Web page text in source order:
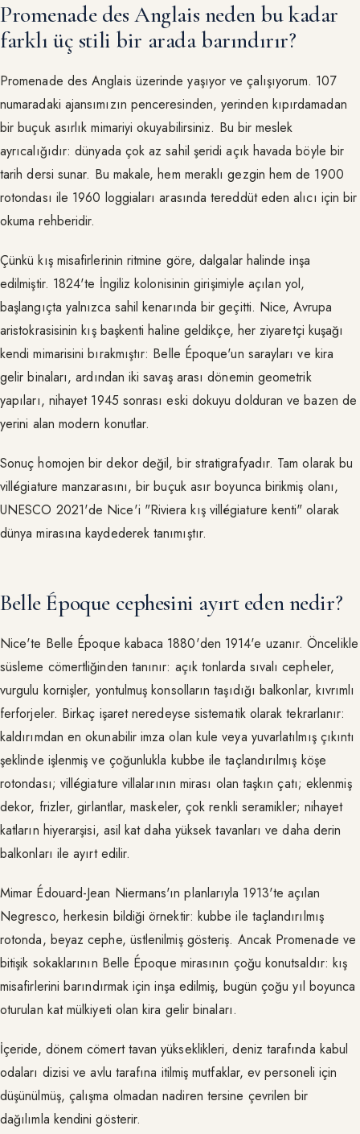
Promenade des Anglais neden bu kadar
farklı üç stili bir arada barındırır?
Promenade des Anglais üzerinde yaşıyor ve çalışıyorum. 107
numaradaki ajansımızın penceresinden, yerinden kıpırdamadan
bir buçuk asırlık mimariyi okuyabilirsiniz. Bu bir meslek
ayrıcalığıdır: dünyada çok az sahil şeridi açık havada böyle bir
tarih dersi sunar. Bu makale, hem meraklı gezgin hem de 1900
rotondası ile 1960 loggiaları arasında tereddüt eden alıcı için bir
okuma rehberidir.
Çünkü kış misafirlerinin ritmine göre, dalgalar halinde inşa
edilmiştir. 1824'te İngiliz kolonisinin girişimiyle açılan yol,
başlangıçta yalnızca sahil kenarında bir geçitti. Nice, Avrupa
aristokrasisinin kış başkenti haline geldikçe, her ziyaretçi kuşağı
kendi mimarisini bırakmıştır: Belle Époque'un sarayları ve kira
gelir binaları, ardından iki savaş arası dönemin geometrik
yapıları, nihayet 1945 sonrası eski dokuyu dolduran ve bazen de
yerini alan modern konutlar.
Sonuç homojen bir dekor değil, bir stratigrafyadır. Tam olarak bu
villégiature manzarasını, bir buçuk asır boyunca birikmiş olanı,
UNESCO 2021'de Nice'i "Riviera kış villégiature kenti" olarak
dünya mirasına kaydederek tanımıştır.
Belle Époque cephesini ayırt eden nedir?
Nice'te Belle Époque kabaca 1880'den 1914'e uzanır. Öncelikle
süsleme cömertliğinden tanınır: açık tonlarda sıvalı cepheler,
vurgulu kornişler, yontulmuş konsolların taşıdığı balkonlar, kıvrımlı
ferforjeler. Birkaç işaret neredeyse sistematik olarak tekrarlanır:
kaldırımdan en okunabilir imza olan kule veya yuvarlatılmış çıkıntı
şeklinde işlenmiş ve çoğunlukla kubbe ile taçlandırılmış köşe
rotondası; villégiature villalarının mirası olan taşkın çatı; eklenmiş
dekor, frizler, girlantlar, maskeler, çok renkli seramikler; nihayet
katların hiyerarşisi, asil kat daha yüksek tavanları ve daha derin
balkonları ile ayırt edilir.
Mimar Édouard-Jean Niermans'ın planlarıyla 1913'te açılan
Negresco, herkesin bildiği örnektir: kubbe ile taçlandırılmış
rotonda, beyaz cephe, üstlenilmiş gösteriş. Ancak Promenade ve
bitişik sokaklarının Belle Époque mirasının çoğu konutsaldır: kış
misafirlerini barındırmak için inşa edilmiş, bugün çoğu yıl boyunca
oturulan kat mülkiyeti olan kira gelir binaları.
İçeride, dönem cömert tavan yükseklikleri, deniz tarafında kabul
odaları dizisi ve avlu tarafına itilmiş mutfaklar, ev personeli için
düşünülmüş, çalışma olmadan nadiren tersine çevrilen bir
dağılımla kendini gösterir.